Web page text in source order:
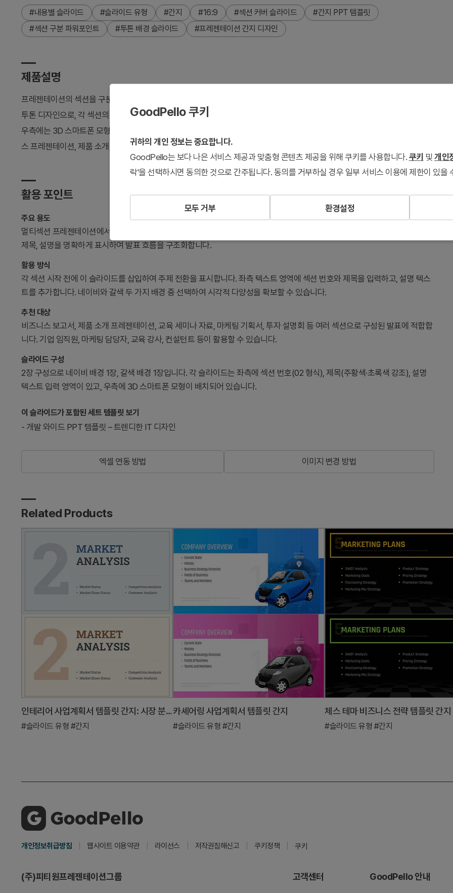
#내용별 슬라이드 #슬라이드 유형 #간지 #16:9 #섹션 커버 슬라이드
#간지 PPT 템플릿
#섹션 구분 파워포인트
#투톤 배경 슬라이드 #프레젠테이션 간지 디자인
제품설명
프레젠테이션의 섹션을 구분하는 간지 슬라이드 2장 세트입니다. 네이비 배경과 갈색 배경에 주황색·초록색 강조 요소를 배치한
투톤 디자인으로, 각 섹션의 시작을 명확하게 표시합니다. 좌측에는 섹션 번호와 제목, 설명 텍스트를 입력할 수 있는 영역이 있고,
우측에는 3D 스마트폰 모형이 배치되어 현대적 감각을 더합니다. 16:9 와이드 비율의 PPTX 파일로 즉시 편집 가능하며, 비즈니
스 프레젠테이션, 제품 소개, 교육 자료 등 다양한 발표에서 섹션 전환 효과를 높일 수 있습니다.
활용 포인트
주요 용도
멀티섹션 프레젠테이션에서 각 섹션의 시작을 시각적으로 강조하고 청중의 주의를 환기시키는 간지 슬라이드입니다. 섹션 번호,
제목, 설명을 명확하게 표시하여 발표 흐름을 구조화합니다.
활용 방식
각 섹션 시작 전에 이 슬라이드를 삽입하여 주제 전환을 표시합니다. 좌측 텍스트 영역에 섹션 번호와 제목을 입력하고, 설명 텍스
트를 추가합니다. 네이비와 갈색 두 가지 배경 중 선택하여 시각적 다양성을 확보할 수 있습니다.
추천 대상
비즈니스 보고서, 제품 소개 프레젠테이션, 교육 세미나 자료, 마케팅 기획서, 투자 설명회 등 여러 섹션으로 구성된 발표에 적합합
니다. 기업 임직원, 마케팅 담당자, 교육 강사, 컨설턴트 등이 활용할 수 있습니다.
슬라이드 구성
2장 구성으로 네이비 배경 1장, 갈색 배경 1장입니다. 각 슬라이드는 좌측에 섹션 번호(02 형식), 제목(주황색·초록색 강조), 설명
텍스트 입력 영역이 있고, 우측에 3D 스마트폰 모형이 배치되어 있습니다.
이 슬라이드가 포함된 세트 템플릿 보기
- 개발 와이드 PPT 템플릿 – 트렌디한 IT 디자인
엑셀 연동 방법 이미지 변경 방법
Related Products
인테리어 사업계획서 템플릿 간지: 시장 분석 강조
#슬라이드 유형 #간지
카셰어링 사업계획서 템플릿 간지
#슬라이드 유형 #간지
체스 테마 비즈니스 전략 템플릿 간지
#슬라이드 유형 #간지
개인정보취급방침 웹사이트 이용약관 라이선스 저작권침해신고 쿠키정책 쿠키
(주)피티원프레젠테이션그룹 고객센터 GoodPello 안내
GoodPello 쿠키
귀하의 개인 정보는 중요합니다.
GoodPello는 보다 나은 서비스 제공과 맞춤형 콘텐츠 제공을 위해 쿠키를 사용합니다. 쿠키 및 개인
락'을 선택하시면 동의한 것으로 간주됩니다. 동의를 거부하실 경우 일부 서비스 이용에 제한이 있을
모두 거부 환경설정